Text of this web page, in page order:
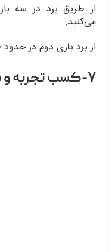
می‌کنید.
از برد بازی دوم در حدود ۸۷۰ دلار به دست می آورید.
۷-کسب تجربه و یا باخت